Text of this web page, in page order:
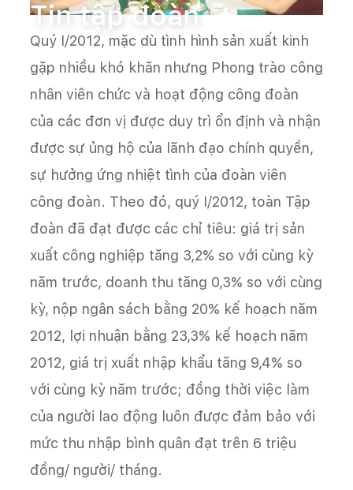
Tin tập đoàn
Quý I/2012, mặc dù tình hình sản xuất kinh
gặp nhiều khó khăn nhưng Phong trào công
nhân viên chức và hoạt động công đoàn
của các đơn vị được duy trì ổn định và nhận
được sự ủng hộ của lãnh đạo chính quyền,
sự hưởng ứng nhiệt tình của đoàn viên
công đoàn. Theo đó, quý I/2012, toàn Tập
đoàn đã đạt được các chỉ tiêu: giá trị sản
xuất công nghiệp tăng 3,2% so với cùng kỳ
năm trước, doanh thu tăng 0,3% so với cùng
kỳ, nộp ngân sách bằng 20% kế hoạch năm
2012, lợi nhuận bằng 23,3% kế hoạch năm
2012, giá trị xuất nhập khẩu tăng 9,4% so
với cùng kỳ năm trước; đồng thời việc làm
của người lao động luôn được đảm bảo với
mức thu nhập bình quân đạt trên 6 triệu
đồng/ người/ tháng.